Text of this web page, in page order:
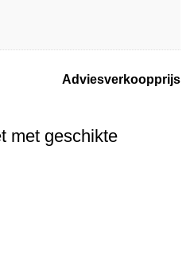
Adviesverkoopprijs
met geschikte